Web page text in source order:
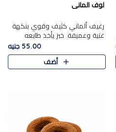
لوف المانى
رغيف ألماني كثيف وقوي بنكهة
غنية وعميقة. خبز يأخذ طابعه
55.00 جنيه
أضف